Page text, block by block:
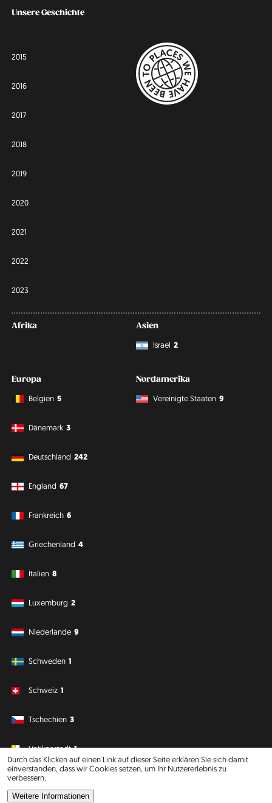
Durch das Klicken auf einen Link auf dieser Seite erklären Sie sich damit
einverstanden, dass wir Cookies setzen, um Ihr Nutzererlebnis zu
verbessern.
Weitere Informationen
Unsere Geschichte
2015
2016
2017
2018
2019
2020
2021
2022
2023
Afrika
Asien
Israel 2
Europa
Belgien 5
Dänemark 3
Deutschland 242
England 67
Frankreich 6
Griechenland 4
Italien 8
Luxemburg 2
Niederlande 9
Schweden 1
Schweiz 1
Tschechien 3
Vatikanstadt 1
Nordamerika
Vereinigte Staaten 9
Südamerika
Philipp J. Conrad ·